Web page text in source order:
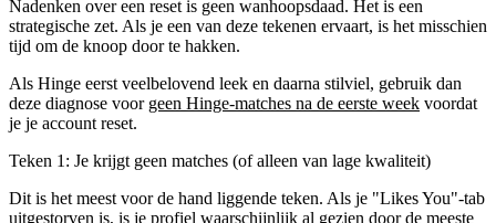
Nadenken over een reset is geen wanhoopsdaad. Het is een
strategische zet. Als je een van deze tekenen ervaart, is het misschien
tijd om de knoop door te hakken.
Als Hinge eerst veelbelovend leek en daarna stilviel, gebruik dan
deze diagnose voor geen Hinge-matches na de eerste week voordat
je je account reset.
Teken 1: Je krijgt geen matches (of alleen van lage kwaliteit)
Dit is het meest voor de hand liggende teken. Als je "Likes You"-tab
uitgestorven is, is je profiel waarschijnlijk al gezien door de meeste